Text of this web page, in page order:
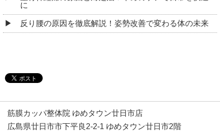
に
反り腰の原因を徹底解説！姿勢改善で変わる体の未来
筋膜カッパ整体院 ゆめタウン廿日市店
広島県廿日市市下平良2-2-1 ゆめタウン廿日市2階